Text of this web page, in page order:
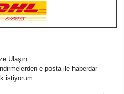
Ulaşın
e-posta ile haberdar
istiyorum.